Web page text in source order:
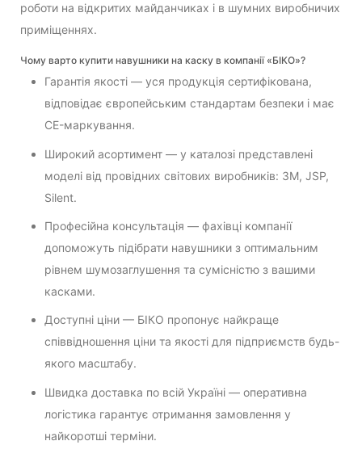
роботи на відкритих майданчиках і в шумних виробничих
приміщеннях.
Чому варто купити навушники на каску в компанії «БІКО»?
Гарантія якості — уся продукція сертифікована,
відповідає європейським стандартам безпеки і має
CE-маркування.
Широкий асортимент — у каталозі представлені
моделі від провідних світових виробників: 3M, JSP,
Silent.
Професійна консультація — фахівці компанії
допоможуть підібрати навушники з оптимальним
рівнем шумозаглушення та сумісністю з вашими
касками.
Доступні ціни — БІКО пропонує найкраще
співвідношення ціни та якості для підприємств будь-
якого масштабу.
Швидка доставка по всій Україні — оперативна
логістика гарантує отримання замовлення у
найкоротші терміни.